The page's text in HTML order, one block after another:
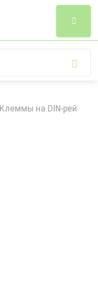
Клеммы на DIN-рейку